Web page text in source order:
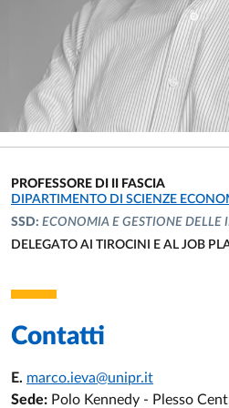
PROFESSORE DI II FASCIA
UNITÀ ORGANIZZATIVA
DIPARTIMENTO DI SCIENZE
SSD: ECONOMIA E GESTIONE DELLE
DELEGATO AI TIROCINI E AL JOB
Contatti
E. marco.ieva@unipr.it
Sede: Polo Kennedy - Plesso